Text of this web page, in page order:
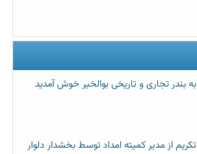
به بندر تجاری و تاریخی بوالخیر خوش آمدید
تکریم از مدیر کمیته امداد توسط بخشدار دلوار